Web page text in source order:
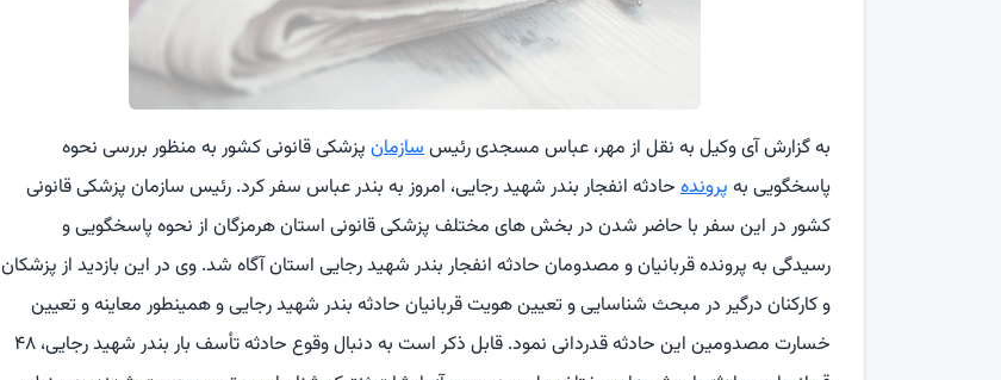
به گزارش آی وکیل به نقل از مهر، عباس مسجدی رئیسسازمان پزشکی قانونی کشور به منظور بررسی نحوه
پاسخگویی به پرونده حادثه انفجار بندر شهید رجایی، امروز به بندر عباس سفر کرد. رئیس سازمان پزشکی قانونی
کشور در این سفر با حاضر شدن در بخش های مختلف پزشکی قانونی استان هرمزگان از نحوه پاسخگویی و
رسیدگی به پرونده قربانیان و مصدومان حادثه انفجار بندر شهید رجایی استان آگاه شد. وی در این بازدید از پزشکان
و کارکنان درگیر در مبحث شناسایی و تعیین هویت قربانیان حادثه بندر شهید رجایی و همینطور معاینه و تعیین
خسارت مصدومین این حادثه قدردانی نمود. قابل ذکر است به دنبال وقوع حادثه تأسف بار بندر شهید رجایی، ۴۸